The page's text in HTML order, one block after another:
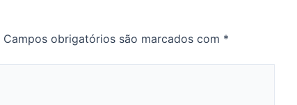
Campos obrigatórios são marcados com *